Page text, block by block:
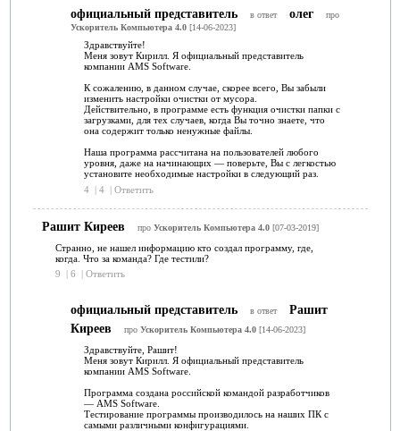
официальный представитель в ответ олег
про
Ускоритель Компьютера 4.0[14-06-2023]
Здравствуйте!
Меня зовут Кирилл. Я официальный представитель
компании AMS Software.
К сожалению, в данном случае, скорее всего, Вы забыли
изменить настройки очистки от мусора.
Действительно, в программе есть функция очистки папки с
загрузками, для тех случаев, когда Вы точно знаете, что
она содержит только ненужные файлы.
Наша программа рассчитана на пользователей любого
уровня, даже на начинающих — поверьте, Вы с легкостью
установите необходимые настройки в следующий раз.
4 | 4 | Ответить
Рашит Киреев про Ускоритель Компьютера 4.0[07-03-2019]
Странно, не нашел информацию кто создал программу, где,
когда. Что за команда? Где тестили?
9
| 6 | Ответить
официальный представитель в ответ
Рашит
Киреев
про Ускоритель Компьютера 4.0[14-06-2023]
Здравствуйте, Рашит!
Меня зовут Кирилл. Я официальный представитель
компании AMS Software.
Программа создана российской командой разработчиков
— AMS Software.
Тестирование программы производилось на наших ПК с
самыми различными конфигурациями.